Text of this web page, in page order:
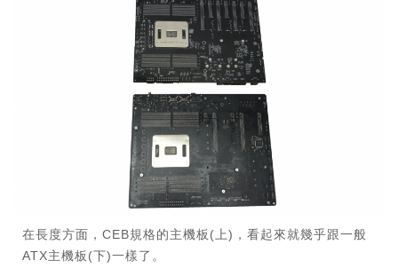
在長度方面，CEB規格的主機板(上)，看起來就幾乎跟一般
ATX主機板(下)一樣了。